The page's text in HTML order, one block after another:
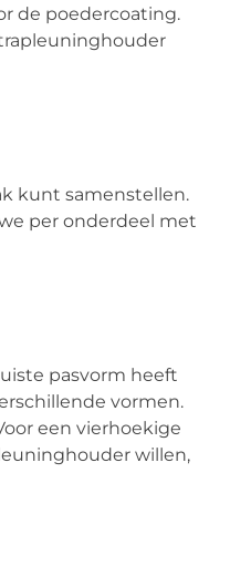
de poedercoating.
kunt samenstellen.
per onderdeel met
pasvorm heeft
vormen.
een vierhoekige
willen,